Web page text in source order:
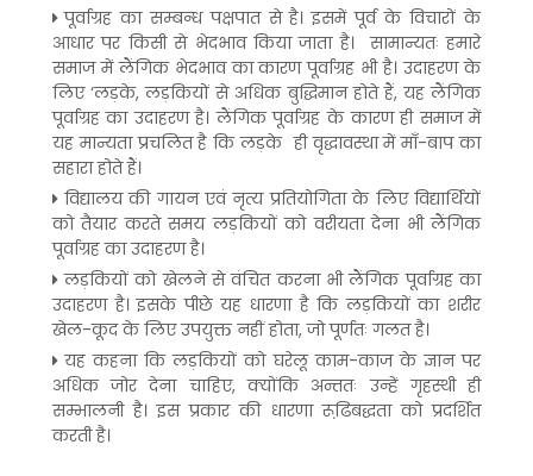
पूर्वाग्रह का सम्बन्ध पक्षपात से है। इसमें पूर्व के विचारों के
आधार पर किसी से भेदभाव किया जाता है। सामान्यतः हमारे
समाज में लैंगिक भेदभाव का कारण पूर्वाग्रह भी है। उदाहरण के
लिए ‘लड़के, लड़कियों से अधिक बुद्धिमान होते हैं, यह लैंगिक
पूर्वाग्रह का उदाहरण है। लैंगिक पूर्वाग्रह के कारण ही समाज में
यह मान्यता प्रचलित है कि लड़के ही वृद्धावस्था में माँ-बाप का
सहारा होते हैं।
विद्यालय की गायन एवं नृत्य प्रतियोगिता के लिए विद्यार्थियों
को तैयार करते समय लड़कियों को वरीयता देना भी लैंगिक
पूर्वाग्रह का उदाहरण है।
लड़कियों को खेलने से वंचित करना भी लैंगिक पूर्वाग्रह का
उदाहरण है। इसके पीछे यह धारणा है कि लड़कियों का शरीर
खेल-कूद के लिए उपयुक्त नहीं होता, जो पूर्णतः गलत है।
यह कहना कि लड़कियों को घरेलू काम-काज के ज्ञान पर
अधिक जोर देना चाहिए, क्योंकि अन्ततः उन्हें गृहस्थी ही
सम्भालनी है। इस प्रकार की धारणा रूढि़बद्धता को प्रदर्शित
करती है।